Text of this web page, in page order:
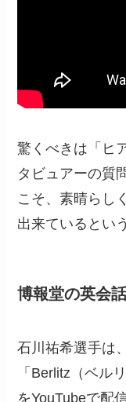
驚くべきは「ヒ
タビュアーの質
こそ、素晴らし
出来ているとい
博報堂の英会
石川祐希選手は
「Berlitz（ベル
をYouTubeで配